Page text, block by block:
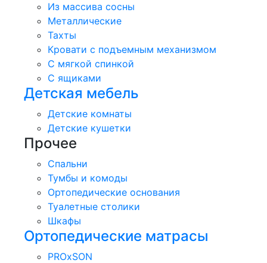
Из массива сосны
Металлические
Тахты
Кровати с подъемным механизмом
С мягкой спинкой
С ящиками
Детская мебель
Детские комнаты
Детские кушетки
Прочее
Спальни
Тумбы и комоды
Ортопедические основания
Туалетные столики
Шкафы
Ортопедические матрасы
PROxSON